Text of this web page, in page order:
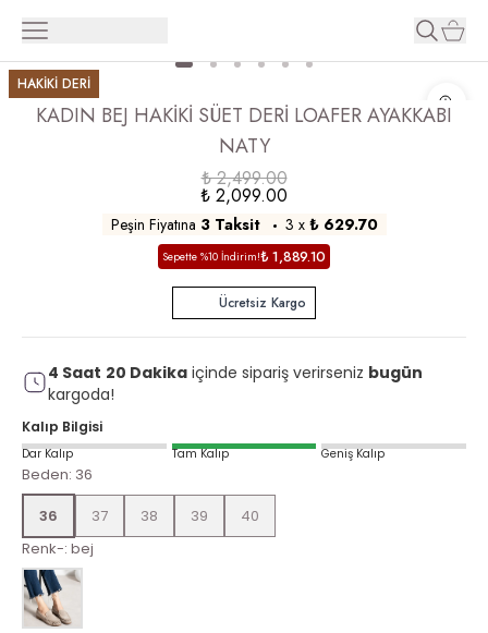
HAKİKİ DERİ
KADIN BEJ HAKİKİ SÜET DERİ LOAFER AYAKKABI
NATY
₺ 2,499.00
₺ 2,099.00
Peşin Fiyatına 3 Taksit 3 x ₺ 629.70
Sepette %10 İndirim!₺ 1,889.10
Ücretsiz Kargo
4 Saat 20 Dakika içinde sipariş verirseniz bugün
kargoda!
Kalıp Bilgisi
Dar Kalıp Tam Kalıp Geniş Kalıp
Beden: 36
36
37 38 39
40
Renk-: bej